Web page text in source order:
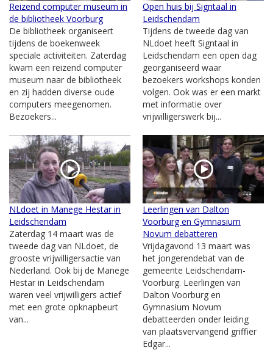
Reizend computer museum in
de bibliotheek Voorburg
De bibliotheek organiseert
tijdens de boekenweek
speciale activiteiten. Zaterdag
kwam een reizend computer
museum naar de bibliotheek
en zij hadden diverse oude
computers meegenomen.
Bezoekers...
Open huis bij Signtaal in
Leidschendam
Tijdens de tweede dag van
NLdoet heeft Signtaal in
Leidschendam een open dag
georganiseerd waar
bezoekers workshops konden
volgen. Ook was er een markt
met informatie over
vrijwilligerswerk bij...
NLdoet in Manege Hestar in
Leidschendam
Zaterdag 14 maart was de
tweede dag van NLdoet, de
grooste vrijwilligersactie van
Nederland. Ook bij de Manege
Hestar in Leidschendam
waren veel vrijwilligers actief
met een grote opknapbeurt
van...
Leerlingen van Dalton
Voorburg en Gymnasium
Novum debatteren
Vrijdagavond 13 maart was
het jongerendebat van de
gemeente Leidschendam-
Voorburg. Leerlingen van
Dalton Voorburg en
Gymnasium Novum
debatteerden onder leiding
van plaatsvervangend griffier
Edgar...